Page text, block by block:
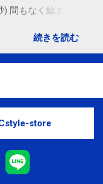
間もなく始まり
クマフィジカルコ
To stop
Inc., 1600
CA 94043,
続きを読む
store